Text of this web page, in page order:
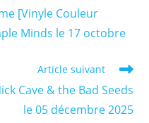
[Vinyle Couleur
Minds le 17 octobre
Article suivant
Cave & the Bad Seeds
le 05 décembre 2025